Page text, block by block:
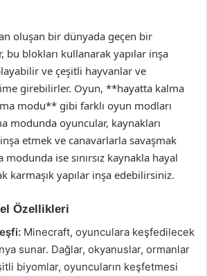
oluşan bir dünyada geçen bir
bu blokları kullanarak yapılar inşa
ve çeşitli hayvanlar ve
girebilirler. Oyun, **hayatta kalma
modu** gibi farklı oyun modları
modunda oyuncular, kaynakları
etmek ve canavarlarla savaşmak
modunda ise sınırsız kaynakla hayal
karmaşık yapılar inşa edebilirsiniz.
Özellikleri
Minecraft, oyunculara keşfedilecek
sunar. Dağlar, okyanuslar, ormanlar
biyomlar, oyuncuların keşfetmesi